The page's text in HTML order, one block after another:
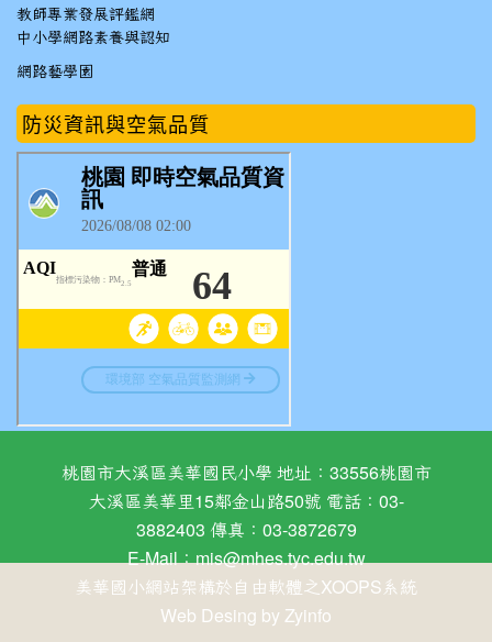
教師專業發展評鑑網
中小學網路素養與認知
網路藝學園
防災資訊與空氣品質
桃園市大溪區美華國民小學 地址：33556桃園市
大溪區美華里15鄰金山路50號 電話：03-
3882403 傳真：03-3872679
E-Mail：mis@mhes.tyc.edu.tw
美華國小網站架構於自由軟體之XOOPS系統
Web Desing by Zyinfo